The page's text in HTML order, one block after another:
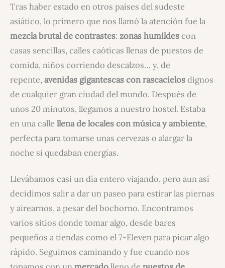
Tras haber estado en otros países del sudeste
asiático, lo primero que nos llamó la atención fue la
mezcla brutal de contrastes: zonas humildescon
casas sencillas, calles caóticas llenas de puestos de
comida, niños corriendo descalzos… y, de
repente, avenidas gigantescas con rascacielosdignos
de cualquier gran ciudad del mundo. Después de
unos 20 minutos, llegamos a nuestro hostel. Estaba
en una calle llena de locales con música y ambiente,
perfecta para tomarse unas cervezas o alargar la
noche si quedaban energías.
Llevábamos casi un día entero viajando, pero aun así
decidimos salir a dar un paseo para estirar las piernas
y airearnos, a pesar del bochorno. Encontramos
varios sitios donde tomar algo, desde bares
pequeños a tiendas como el 7-Eleven para picar algo
rápido. Seguimos caminando y fue cuando nos